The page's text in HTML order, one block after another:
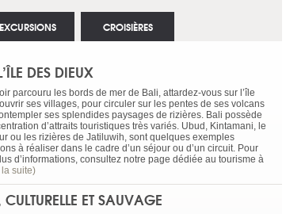
DES DIEUX
parcouru les bords de mer de Bali, attardez-vous sur l’île
ses villages, pour circuler sur les pentes de ses volcans
ses splendides paysages de rizières. Bali possède
d’attraits touristiques très variés. Ubud, Kintamani, le
ou les rizières de Jatiluwih, sont quelques exemples
à réaliser dans le cadre d’un séjour ou d’un circuit. Pour
d’informations, consultez notre page dédiée au tourisme à
suite)
ET SAUVAGE
EXCURSIONS CROISIÈRES